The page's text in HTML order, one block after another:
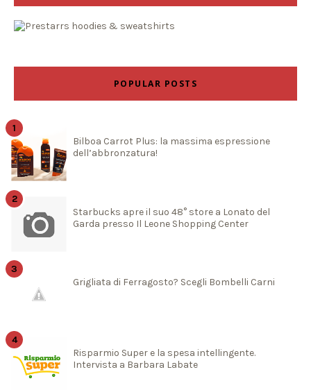
POPULAR POSTS
Bilboa Carrot Plus: la massima espressione
dell’abbronzatura!
Starbucks apre il suo 48° store a Lonato del
Garda presso Il Leone Shopping Center
Grigliata di Ferragosto? Scegli Bombelli Carni
Risparmio Super e la spesa intellingente.
Intervista a Barbara Labate